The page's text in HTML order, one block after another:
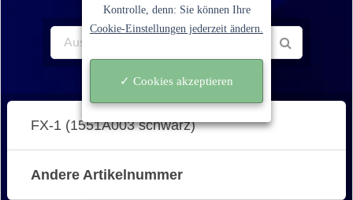
FX-1 (1551A003 schwarz)
Andere Artikelnummer
Kontrolle, denn: Sie können Ihre
Cookie-Einstellungen jederzeit ändern.
✓ Cookies akzeptieren